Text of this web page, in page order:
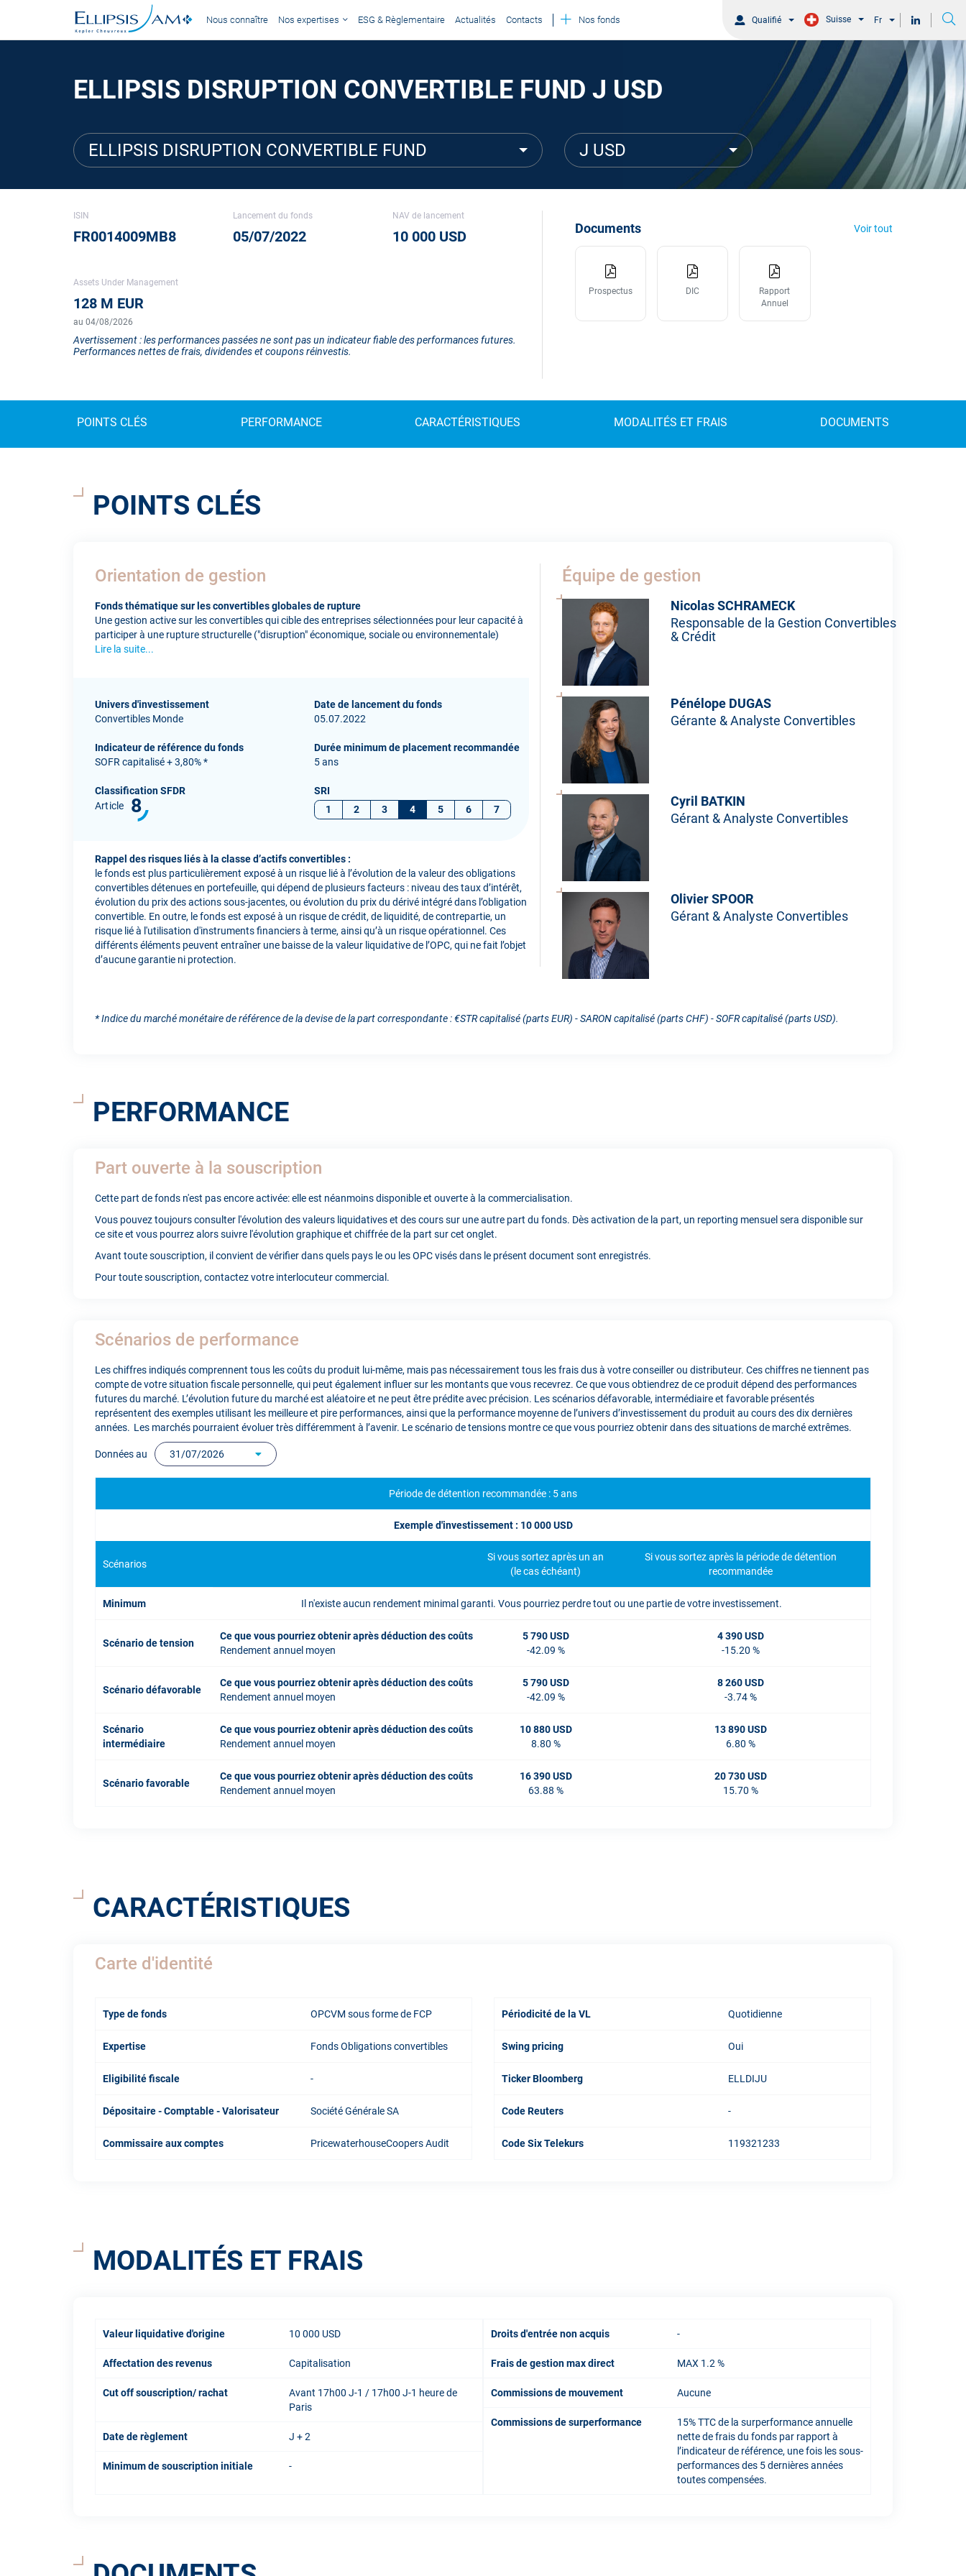
Qualifié Suisse Fr
Nous connaître Nos expertises ESG & Règlementaire Actualités Contacts Nos fonds
ELLIPSIS DISRUPTION CONVERTIBLE FUND J USD
ELLIPSIS DISRUPTION CONVERTIBLE FUND J USD
ISIN
FR0014009MB8
Lancement du fonds
05/07/2022
NAV de lancement
10 000 USD
Assets Under Management
128 M EUR
au 04/08/2026
Avertissement : les performances passées ne sont pas un indicateur fiable des performances futures.
Performances nettes de frais, dividendes et coupons réinvestis.
Documents Voir tout
Prospectus DIC
Rapport
Annuel
POINTS CLÉS PERFORMANCE CARACTÉRISTIQUES MODALITÉS ET FRAIS DOCUMENTS
POINTS CLÉS
Orientation de gestion
Fonds thématique sur les convertibles globales de rupture
Une gestion active sur les convertibles qui cible des entreprises sélectionnées pour leur capacité à
participer à une rupture structurelle ("disruption" économique, sociale ou environnementale)
Lire la suite...
Univers d'investissement
Convertibles Monde
Date de lancement du fonds
05.07.2022
Indicateur de référence du fonds
SOFR capitalisé + 3,80% *
Durée minimum de placement recommandée
5 ans
Classification SFDR
Article
8
SRI
1
2 3 4 5 6 7
Rappel des risques liés à la classe d’actifs convertibles :
le fonds est plus particulièrement exposé à un risque lié à l’évolution de la valeur des obligations
convertibles détenues en portefeuille, qui dépend de plusieurs facteurs : niveau des taux d’intérêt,
évolution du prix des actions sous-jacentes, ou évolution du prix du dérivé intégré dans l’obligation
convertible. En outre, le fonds est exposé à un risque de crédit, de liquidité, de contrepartie, un
risque lié à l'utilisation d'instruments financiers à terme, ainsi qu’à un risque opérationnel. Ces
différents éléments peuvent entraîner une baisse de la valeur liquidative de l’OPC, qui ne fait l’objet
d’aucune garantie ni protection.
Équipe de gestion
Nicolas SCHRAMECK
Responsable de la Gestion Convertibles
& Crédit
Pénélope DUGAS
Gérante & Analyste Convertibles
Cyril BATKIN
Gérant & Analyste Convertibles
Olivier SPOOR
Gérant & Analyste Convertibles
* Indice du marché monétaire de référence de la devise de la part correspondante : €STR capitalisé (parts EUR) - SARON capitalisé (parts CHF) - SOFR capitalisé (parts USD).
PERFORMANCE
Part ouverte à la souscription
Cette part de fonds n'est pas encore activée: elle est néanmoins disponible et ouverte à la commercialisation.
Vous pouvez toujours consulter l'évolution des valeurs liquidatives et des cours sur une autre part du fonds. Dès activation de la part, un reporting mensuel sera disponible sur
ce site et vous pourrez alors suivre l'évolution graphique et chiffrée de la part sur cet onglet.
Avant toute souscription, il convient de vérifier dans quels pays le ou les OPC visés dans le présent document sont enregistrés.
Pour toute souscription, contactez votre interlocuteur commercial.
Scénarios de performance
Les chiffres indiqués comprennent tous les coûts du produit lui-même, mais pas nécessairement tous les frais dus à votre conseiller ou distributeur. Ces chiffres ne tiennent pas
compte de votre situation fiscale personnelle, qui peut également influer sur les montants que vous recevrez. Ce que vous obtiendrez de ce produit dépend des performances
futures du marché. L’évolution future du marché est aléatoire et ne peut être prédite avec précision. Les scénarios défavorable, intermédiaire et favorable présentés
représentent des exemples utilisant les meilleure et pire performances, ainsi que la performance moyenne de l’univers d’investissement du produit au cours des dix dernières
années. Les marchés pourraient évoluer très différemment à l’avenir. Le scénario de tensions montre ce que vous pourriez obtenir dans des situations de marché extrêmes.
Données au 31/07/2026
Période de détention recommandée : 5 ans
Exemple d'investissement : 10 000 USD
Scénarios
Si vous sortez après un an
(le cas échéant)
Si vous sortez après la période de détention
recommandée
Minimum Il n'existe aucun rendement minimal garanti. Vous pourriez perdre tout ou une partie de votre investissement.
Scénario de tension
Ce que vous pourriez obtenir après déduction des coûts
Rendement annuel moyen
5 790 USD
-42.09 %
4 390 USD
-15.20 %
Scénario défavorable
Ce que vous pourriez obtenir après déduction des coûts
Rendement annuel moyen
5 790 USD
-42.09 %
8 260 USD
-3.74 %
Scénario
intermédiaire
Ce que vous pourriez obtenir après déduction des coûts
Rendement annuel moyen
10 880 USD
8.80 %
13 890 USD
6.80 %
Scénario favorable
Ce que vous pourriez obtenir après déduction des coûts
Rendement annuel moyen
16 390 USD
63.88 %
20 730 USD
15.70 %
CARACTÉRISTIQUES
Carte d'identité
Type de fonds OPCVM sous forme de FCP
Expertise Fonds Obligations convertibles
Eligibilité fiscale -
Dépositaire - Comptable - Valorisateur Société Générale SA
Commissaire aux comptes PricewaterhouseCoopers Audit
Périodicité de la VL Quotidienne
Swing pricing Oui
Ticker Bloomberg ELLDIJU
Code Reuters -
Code Six Telekurs 119321233
MODALITÉS ET FRAIS
Valeur liquidative d'origine 10 000 USD
Affectation des revenus Capitalisation
Cut off souscription/ rachat
Avant 17h00 J-1 / 17h00 J-1 heure de
Paris
Date de règlement J + 2
Minimum de souscription initiale -
Droits d'entrée non acquis -
Frais de gestion max direct MAX 1.2 %
Commissions de mouvement Aucune
Commissions de surperformance
15% TTC de la surperformance annuelle
nette de frais du fonds par rapport à
l’indicateur de référence, une fois les sous-
performances des 5 dernières années
toutes compensées.